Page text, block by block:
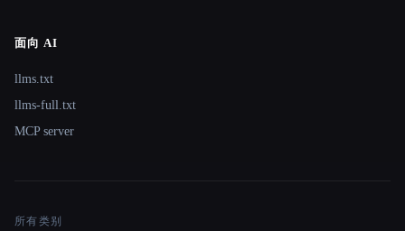
面向 AI
llms.txt
llms-full.txt
MCP server
所有类别